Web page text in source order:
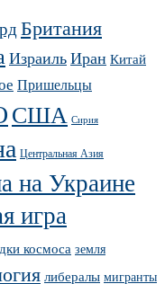
Британия
ИзраильИран Китай
Пришельцы
США Сирия
Центральная Азия
на Украине
игра
космоса земля
либералы мигранты